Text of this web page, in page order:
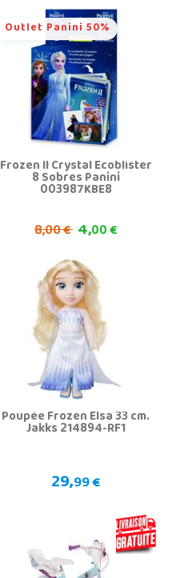
Outlet Panini 50%
Frozen II Crystal Ecoblister
8 Sobres Panini
003987KBE8
8,00 € 4,00 €
Poupée Frozen Elsa 33 cm.
Jakks 214894-RF1
29,99 €